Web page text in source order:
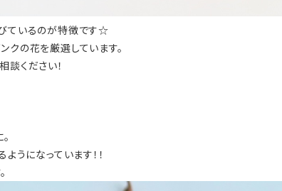
ているのが特徴です☆
クの花を厳選しています。
ください！
うになっています！！